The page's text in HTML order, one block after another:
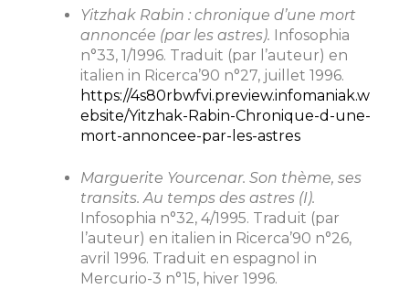
Yitzhak Rabin : chronique d’une mort
annoncée (par les astres). Infosophia
n°33, 1/1996. Traduit (par l’auteur) en
italien in Ricerca’90 n°27, juillet 1996.
https://4s80rbwfvi.preview.infomaniak.w
ebsite/Yitzhak-Rabin-Chronique-d-une-
mort-annoncee-par-les-astres
Marguerite Yourcenar. Son thème, ses
transits. Au temps des astres (I).
Infosophia n°32, 4/1995. Traduit (par
l’auteur) en italien in Ricerca’90 n°26,
avril 1996. Traduit en espagnol in
Mercurio-3 n°15, hiver 1996.